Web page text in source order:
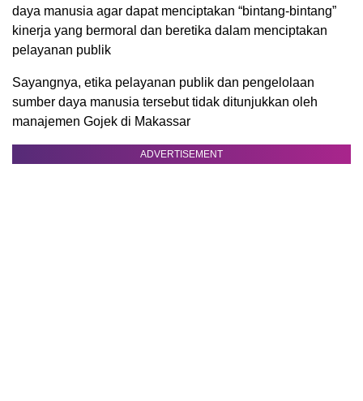
daya manusia agar dapat menciptakan “bintang-bintang”
kinerja yang bermoral dan beretika dalam menciptakan
pelayanan publik
Sayangnya, etika pelayanan publik dan pengelolaan
sumber daya manusia tersebut tidak ditunjukkan oleh
manajemen Gojek di Makassar
ADVERTISEMENT